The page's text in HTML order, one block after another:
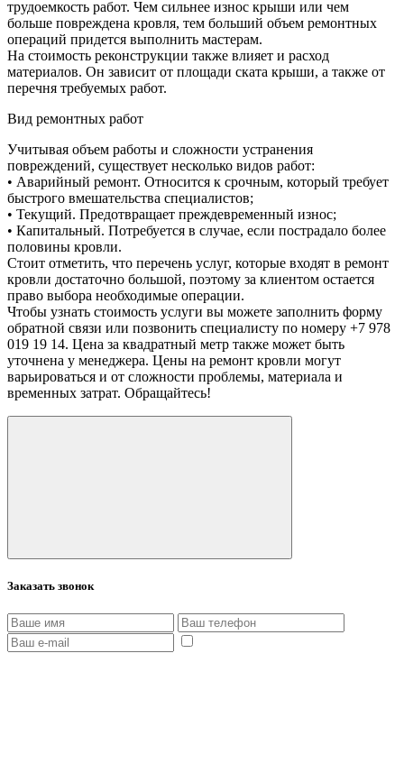
трудоемкость работ. Чем сильнее износ крыши или чем
больше повреждена кровля, тем больший объем ремонтных
операций придется выполнить мастерам.
На стоимость реконструкции также влияет и расход
материалов. Он зависит от площади ската крыши, а также от
перечня требуемых работ.
Вид ремонтных работ
Учитывая объем работы и сложности устранения
повреждений, существует несколько видов работ:
• Аварийный ремонт. Относится к срочным, который требует
быстрого вмешательства специалистов;
• Текущий. Предотвращает преждевременный износ;
• Капитальный. Потребуется в случае, если пострадало более
половины кровли.
Стоит отметить, что перечень услуг, которые входят в ремонт
кровли достаточно большой, поэтому за клиентом остается
право выбора необходимые операции.
Чтобы узнать стоимость услуги вы можете заполнить форму
обратной связи или позвонить специалисту по номеру +7 978
019 19 14. Цена за квадратный метр также может быть
уточнена у менеджера. Цены на ремонт кровли могут
варьироваться и от сложности проблемы, материала и
временных затрат. Обращайтесь!
Заказать звонок